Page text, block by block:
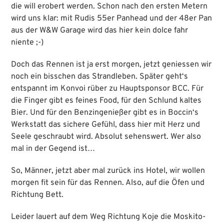
die will erobert werden. Schon nach den ersten Metern
wird uns klar: mit Rudis 55er Panhead und der 48er Pan
aus der W&W Garage wird das hier kein dolce fahr
niente ;-)
Doch das Rennen ist ja erst morgen, jetzt geniessen wir
noch ein bisschen das Strandleben. Später geht‘s
entspannt im Konvoi rüber zu Hauptsponsor BCC. Für
die Finger gibt es feines Food, für den Schlund kaltes
Bier. Und für den Benzingenießer gibt es in Boccin‘s
Werkstatt das sichere Gefühl, dass hier mit Herz und
Seele geschraubt wird. Absolut sehenswert. Wer also
mal in der Gegend ist…
So, Männer, jetzt aber mal zurück ins Hotel, wir wollen
morgen fit sein für das Rennen. Also, auf die Öfen und
Richtung Bett.
Leider lauert auf dem Weg Richtung Koje die Moskito-